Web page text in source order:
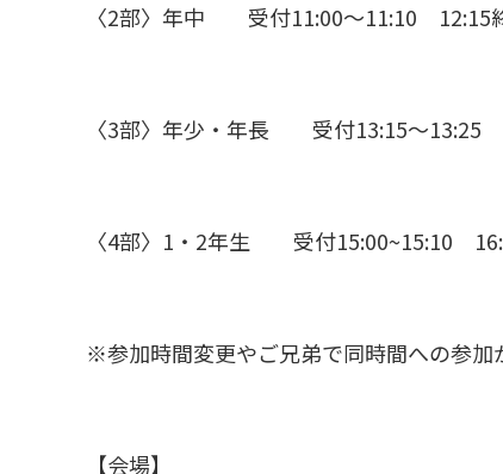
〈2部〉年中 受付11:00～11:10 12:15
〈3部〉年少・年長 受付13:15～13:25
〈4部〉1・2年生 受付15:00~15:10
※参加時間変更やご兄弟で同時間への参加
【会場】